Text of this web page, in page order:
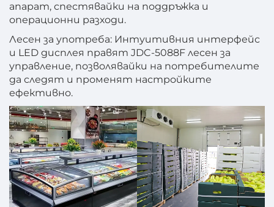
апарат, спестявайки на поддръжка и
операционни разходи.
Лесен за употреба: Интуитивния интерфейс
и LED дисплея правят JDC-5088F лесен за
управление, позволявайки на потребителите
да следят и променят настройките
ефективно.